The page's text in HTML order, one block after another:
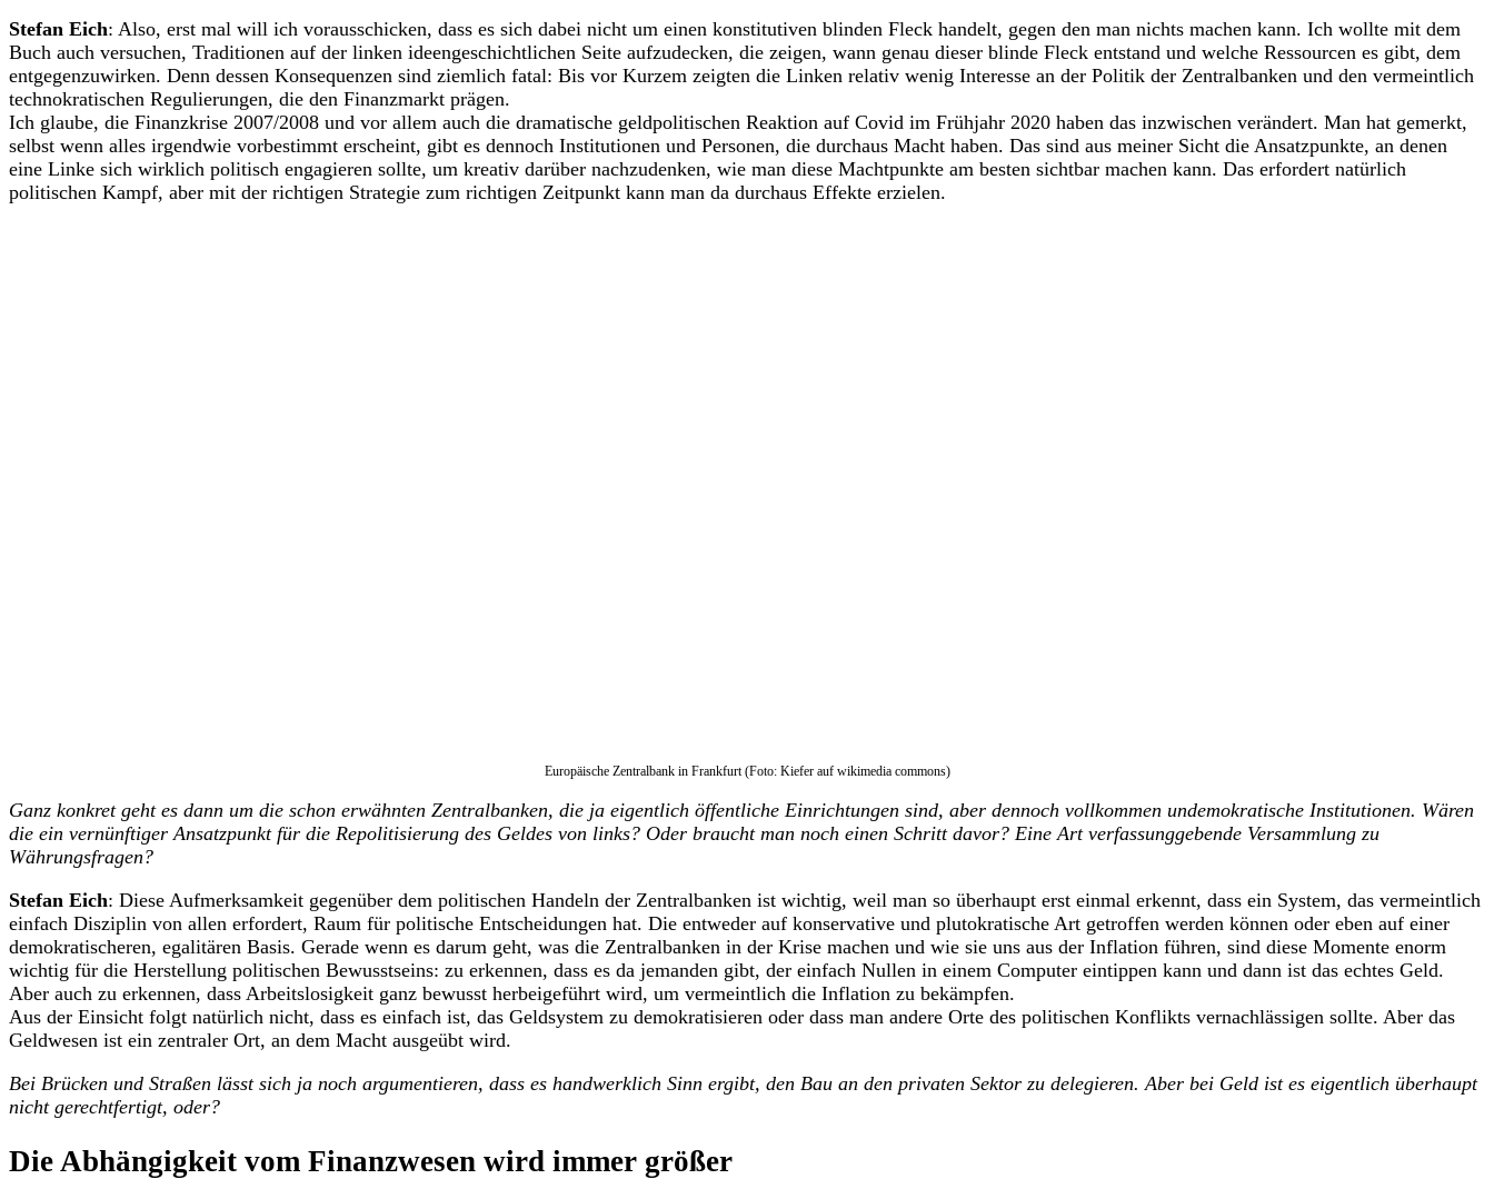
Stefan Eich: Also, erst mal will ich vorausschicken, dass es sich dabei nicht um einen konstitutiven blinden Fleck handelt, gegen den man nichts machen kann. Ich wollte mit dem
Buch auch versuchen, Traditionen auf der linken ideengeschichtlichen Seite aufzudecken, die zeigen, wann genau dieser blinde Fleck entstand und welche Ressourcen es gibt, dem
entgegenzuwirken. Denn dessen Konsequenzen sind ziemlich fatal: Bis vor Kurzem zeigten die Linken relativ wenig Interesse an der Politik der Zentralbanken und den vermeintlich
technokratischen Regulierungen, die den Finanzmarkt prägen.
Ich glaube, die Finanzkrise 2007/2008 und vor allem auch die dramatische geldpolitischen Reaktion auf Covid im Frühjahr 2020 haben das inzwischen verändert. Man hat gemerkt,
selbst wenn alles irgendwie vorbestimmt erscheint, gibt es dennoch Institutionen und Personen, die durchaus Macht haben. Das sind aus meiner Sicht die Ansatzpunkte, an denen
eine Linke sich wirklich politisch engagieren sollte, um kreativ darüber nachzudenken, wie man diese Machtpunkte am besten sichtbar machen kann. Das erfordert natürlich
politischen Kampf, aber mit der richtigen Strategie zum richtigen Zeitpunkt kann man da durchaus Effekte erzielen.
Europäische Zentralbank in Frankfurt (Foto: Kiefer auf wikimedia commons)
Ganz konkret geht es dann um die schon erwähnten Zentralbanken, die ja eigentlich öffentliche Einrichtungen sind, aber dennoch vollkommen undemokratische Institutionen. Wären
die ein vernünftiger Ansatzpunkt für die Repolitisierung des Geldes von links? Oder braucht man noch einen Schritt davor? Eine Art verfassunggebende Versammlung zu
Währungsfragen?
Stefan Eich: Diese Aufmerksamkeit gegenüber dem politischen Handeln der Zentralbanken ist wichtig, weil man so überhaupt erst einmal erkennt, dass ein System, das vermeintlich
einfach Disziplin von allen erfordert, Raum für politische Entscheidungen hat. Die entweder auf konservative und plutokratische Art getroffen werden können oder eben auf einer
demokratischeren, egalitären Basis. Gerade wenn es darum geht, was die Zentralbanken in der Krise machen und wie sie uns aus der Inflation führen, sind diese Momente enorm
wichtig für die Herstellung politischen Bewusstseins: zu erkennen, dass es da jemanden gibt, der einfach Nullen in einem Computer eintippen kann und dann ist das echtes Geld.
Aber auch zu erkennen, dass Arbeitslosigkeit ganz bewusst herbeigeführt wird, um vermeintlich die Inflation zu bekämpfen.
Aus der Einsicht folgt natürlich nicht, dass es einfach ist, das Geldsystem zu demokratisieren oder dass man andere Orte des politischen Konflikts vernachlässigen sollte. Aber das
Geldwesen ist ein zentraler Ort, an dem Macht ausgeübt wird.
Bei Brücken und Straßen lässt sich ja noch argumentieren, dass es handwerklich Sinn ergibt, den Bau an den privaten Sektor zu delegieren. Aber bei Geld ist es eigentlich überhaupt
nicht gerechtfertigt, oder?
Die Abhängigkeit vom Finanzwesen wird immer größer